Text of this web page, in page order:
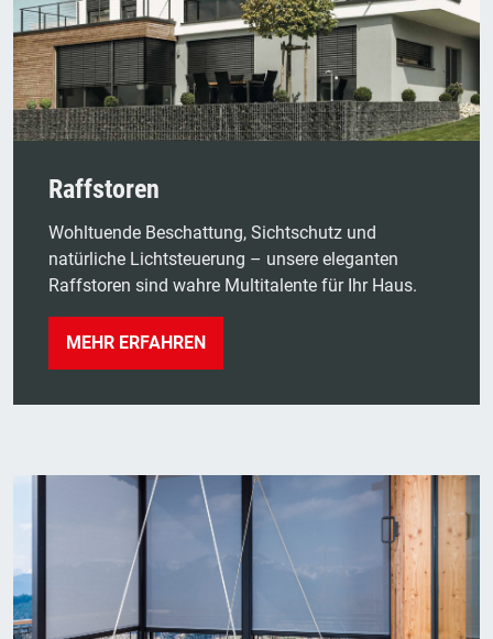
Raffstoren
Wohltuende Beschattung, Sichtschutz und
natürliche Lichtsteuerung – unsere eleganten
Raffstoren sind wahre Multitalente für Ihr Haus.
MEHR ERFAHREN